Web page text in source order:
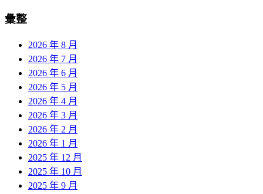
彙整
2026 年 8 月
2026 年 7 月
2026 年 6 月
2026 年 5 月
2026 年 4 月
2026 年 3 月
2026 年 2 月
2026 年 1 月
2025 年 12 月
2025 年 10 月
2025 年 9 月